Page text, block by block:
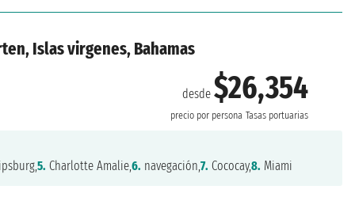
Islas virgenes, Bahamas
desde$26,354
precio por persona Tasas portuarias
5. Charlotte Amalie,6. navegación,7. Cococay,8. Miami